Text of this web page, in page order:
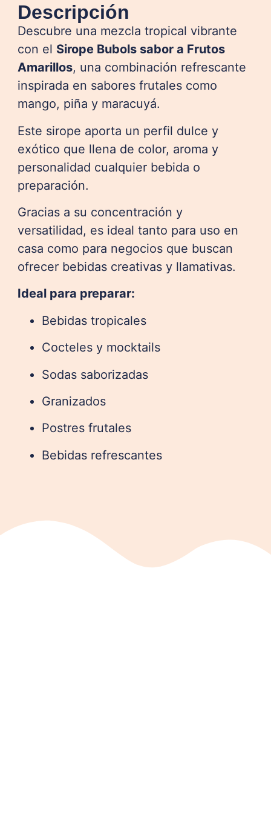
Descripción
Descubre una mezcla tropical vibrante
con el Sirope Bubols sabor a Frutos
Amarillos, una combinación refrescante
inspirada en sabores frutales como
mango, piña y maracuyá.
Este sirope aporta un perfil dulce y
exótico que llena de color, aroma y
personalidad cualquier bebida o
preparación.
Gracias a su concentración y
versatilidad, es ideal tanto para uso en
casa como para negocios que buscan
ofrecer bebidas creativas y llamativas.
Ideal para preparar:
Bebidas tropicales
Cocteles y mocktails
Sodas saborizadas
Granizados
Postres frutales
Bebidas refrescantes